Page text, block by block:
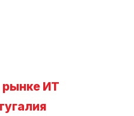
рынке ИТ